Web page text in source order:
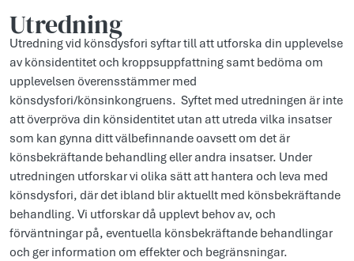
Utredning
Utredning vid könsdysfori syftar till att utforska din upplevelse
av könsidentitet och kroppsuppfattning samt bedöma om
upplevelsen överensstämmer med
könsdysfori/könsinkongruens. Syftet med utredningen är inte
att överpröva din könsidentitet utan att utreda vilka insatser
som kan gynna ditt välbefinnande oavsett om det är
könsbekräftande behandling eller andra insatser. Under
utredningen utforskar vi olika sätt att hantera och leva med
könsdysfori, där det ibland blir aktuellt med könsbekräftande
behandling. Vi utforskar då upplevt behov av, och
förväntningar på, eventuella könsbekräftande behandlingar
och ger information om effekter och begränsningar.